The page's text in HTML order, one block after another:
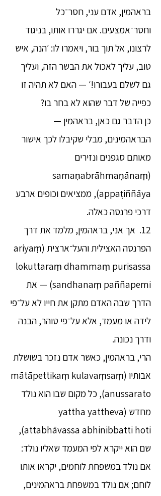
בראהמין, אדם עני, חסר־כל
וחסר־אמצעים. אם יגררו אותו, בניגוד
לרצונו, אל תוך בור, ויאמרו לו: ׳הנה, איש
טוב, עליך לאכול את הבשר הזה, ועליך
גם לשלם בעבורו!׳ — האם לא תהיה זו
כפייה של דבר שהוא לא בחר בו?
כן הדבר גם כאן, בראהמין —
הבראהמינים, מבלי שקיבלו לכך אישור
מאותם סגפנים ונזירים
(samaṇabrāhmaṇānaṃ
appaṭiññāya), ממציאים וכופים ארבע
דרכי פרנסה כאלה.
12. אך אני, בראהמין, מלמד את דרך
הפרנסה האצילית והעל־ארצית (ariyaṃ
lokuttaraṃ dhammaṃ purisassa
sandhanaṃ paññapemi) — את
הדרך שבה האדם מתקן את חייו לא על־פי
לידה או מעמד, אלא על־פי טוהר, הבנה
ודרך נכונה.
הרי, בראהמין, כאשר אדם נזכר בשושלת
אבותיו (mātāpettikaṃ kulavaṃsaṃ
anussarato), כל מקום שבו הוא נולד
מחדש (yattha yattheva
attabhāvassa abhinibbatti hoti),
שם הוא ייקרא לפי המעמד שאליו נולד:
אם נולד במשפחת לוחמים, יקראו אותו
לוחם; אם נולד במשפחת בראהמינים,